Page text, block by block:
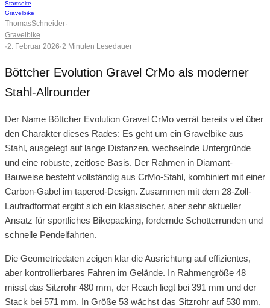
Startseite
Gravelbike
ThomasSchneider·
Gravelbike
·2. Februar 2026·2 Minuten Lesedauer
Böttcher Evolution Gravel CrMo als moderner
Stahl-Allrounder
Der Name Böttcher Evolution Gravel CrMo verrät bereits viel über
den Charakter dieses Rades: Es geht um ein Gravelbike aus
Stahl, ausgelegt auf lange Distanzen, wechselnde Untergründe
und eine robuste, zeitlose Basis. Der Rahmen in Diamant-
Bauweise besteht vollständig aus CrMo-Stahl, kombiniert mit einer
Carbon-Gabel im tapered-Design. Zusammen mit dem 28-Zoll-
Laufradformat ergibt sich ein klassischer, aber sehr aktueller
Ansatz für sportliches Bikepacking, fordernde Schotterrunden und
schnelle Pendelfahrten.
Die Geometriedaten zeigen klar die Ausrichtung auf effizientes,
aber kontrollierbares Fahren im Gelände. In Rahmengröße 48
misst das Sitzrohr 480 mm, der Reach liegt bei 391 mm und der
Stack bei 571 mm. In Größe 53 wächst das Sitzrohr auf 530 mm,